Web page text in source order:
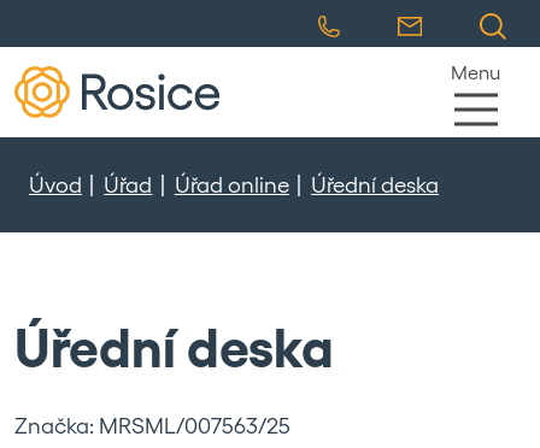
Menu
Úvod Úřad Úřad online Úřední deska
Úřední deska
Značka: MRSML/007563/25